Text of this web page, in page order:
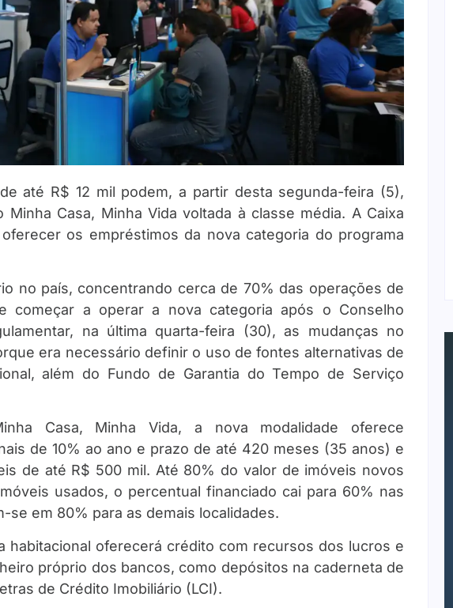
até R$ 12 mil podem, a partir desta segunda-feira (5),
Casa, Minha Vida voltada à classe média. A Caixa
os empréstimos da nova categoria do programa
no país, concentrando cerca de 70% das operações de
começar a operar a nova categoria após o Conselho
na última quarta-feira (30), as mudanças no
era necessário definir o uso de fontes alternativas de
além do Fundo de Garantia do Tempo de Serviço
Casa, Minha Vida, a nova modalidade oferece
de 10% ao ano e prazo de até 420 meses (35 anos) e
de até R$ 500 mil. Até 80% do valor de imóveis novos
usados, o percentual financiado cai para 60% nas
se em 80% para as demais localidades.
habitacional oferecerá crédito com recursos dos lucros e
próprio dos bancos, como depósitos na caderneta de
de Crédito Imobiliário (LCI).